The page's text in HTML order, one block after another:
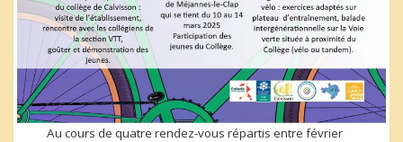
Au cours de quatre rendez-vous répartis entre février